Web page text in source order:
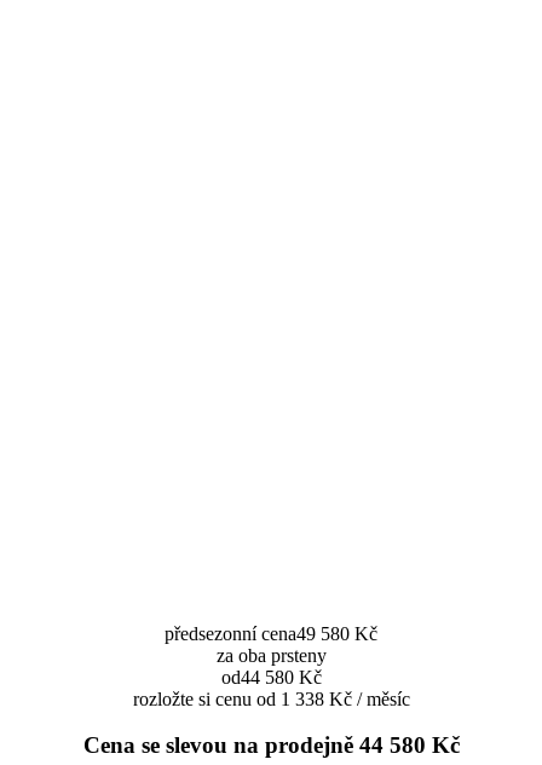
předsezonní cena49 580 Kč
za oba prsteny
od44 580 Kč
rozložte si cenu od 1 338 Kč / měsíc
Cena se slevou na prodejně 44 580 Kč